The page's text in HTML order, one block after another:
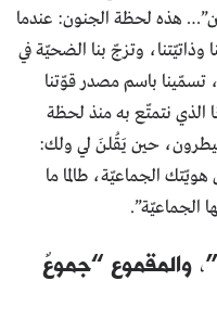
هذه لحظة الجنون: عندما
وتزجّ بنا الضحيّة في
تسمّينا باسم مصدر قوّتنا
الذي نتمتّع به منذ لحظة
حين يَقُلنَ لي ولك:
الجماعيّة، طالما ما
الجماعيّة”.
والمقموع “جموعٌ